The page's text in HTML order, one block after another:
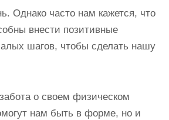
Однако часто нам кажется, что
внести позитивные
шагов, чтобы сделать нашу
о своем физическом
нам быть в форме, но и